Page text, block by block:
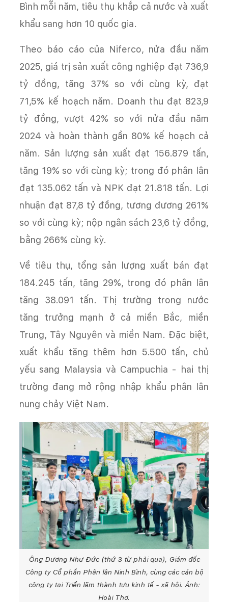
Bình mỗi năm, tiêu thụ khắp cả nước và xuất
khẩu sang hơn 10 quốc gia.
Theo báo cáo của Niferco, nửa đầu năm
2025, giá trị sản xuất công nghiệp đạt 736,9
tỷ đồng, tăng 37% so với cùng kỳ, đạt
71,5% kế hoạch năm. Doanh thu đạt 823,9
tỷ đồng, vượt 42% so với nửa đầu năm
2024 và hoàn thành gần 80% kế hoạch cả
năm. Sản lượng sản xuất đạt 156.879 tấn,
tăng 19% so với cùng kỳ; trong đó phân lân
đạt 135.062 tấn và NPK đạt 21.818 tấn. Lợi
nhuận đạt 87,8 tỷ đồng, tương đương 261%
so với cùng kỳ; nộp ngân sách 23,6 tỷ đồng,
bằng 266% cùng kỳ.
Về tiêu thụ, tổng sản lượng xuất bán đạt
184.245 tấn, tăng 29%, trong đó phân lân
tăng 38.091 tấn. Thị trường trong nước
tăng trưởng mạnh ở cả miền Bắc, miền
Trung, Tây Nguyên và miền Nam. Đặc biệt,
xuất khẩu tăng thêm hơn 5.500 tấn, chủ
yếu sang Malaysia và Campuchia - hai thị
trường đang mở rộng nhập khẩu phân lân
nung chảy Việt Nam.
Ông Dương Như Đức (thứ 3 từ phải qua), Giám đốc
Công ty Cổ phần Phân lân Ninh Bình, cùng các cán bộ
công ty tại Triển lãm thành tựu kinh tế - xã hội. Ảnh:
Hoài Thơ.